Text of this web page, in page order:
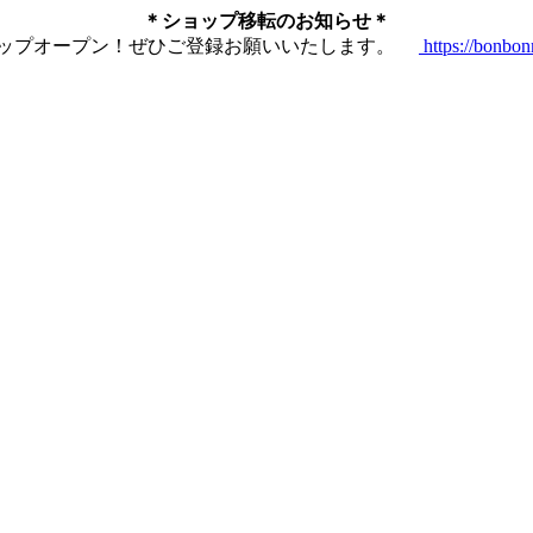
＊ショップ移転のお知らせ＊
プオープン！ぜひご登録お願いいたします。
https://